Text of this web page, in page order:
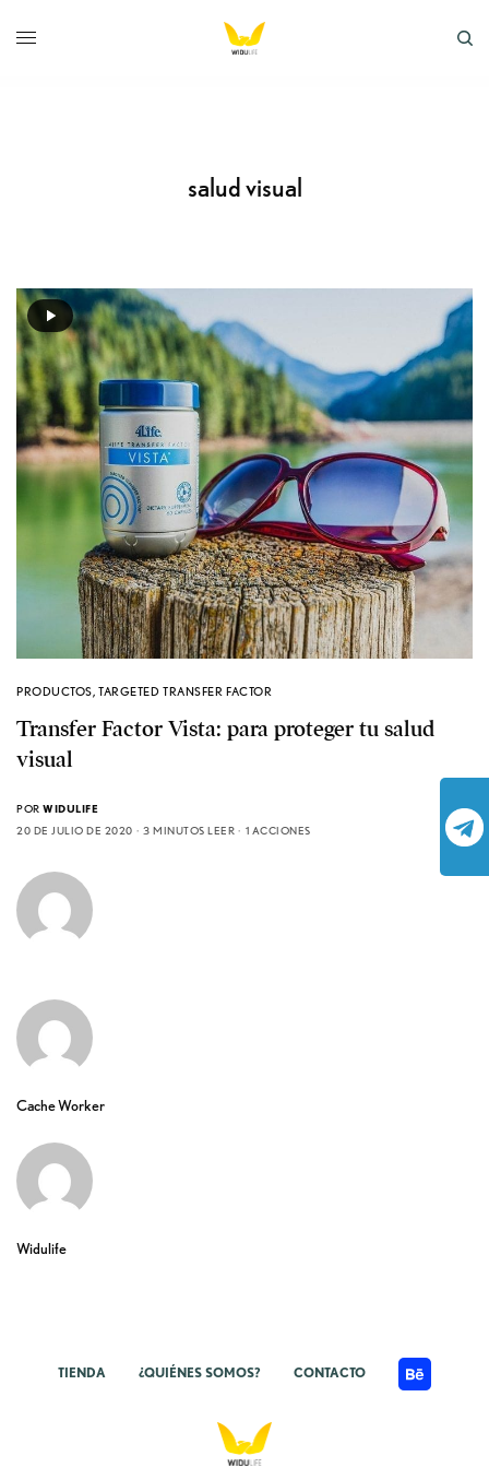
salud visual
PRODUCTOS,TARGETED TRANSFER FACTOR
Transfer Factor Vista: para proteger tu salud
visual
POR WIDULIFE
20 DE JULIO DE 2020
3 MINUTOS LEER 1 ACCIONES
Cache Worker
Widulife
TIENDA ¿QUIÉNES SOMOS? CONTACTO